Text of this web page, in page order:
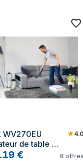
WV270EU
de table
sac
4.0
€ 8 offres